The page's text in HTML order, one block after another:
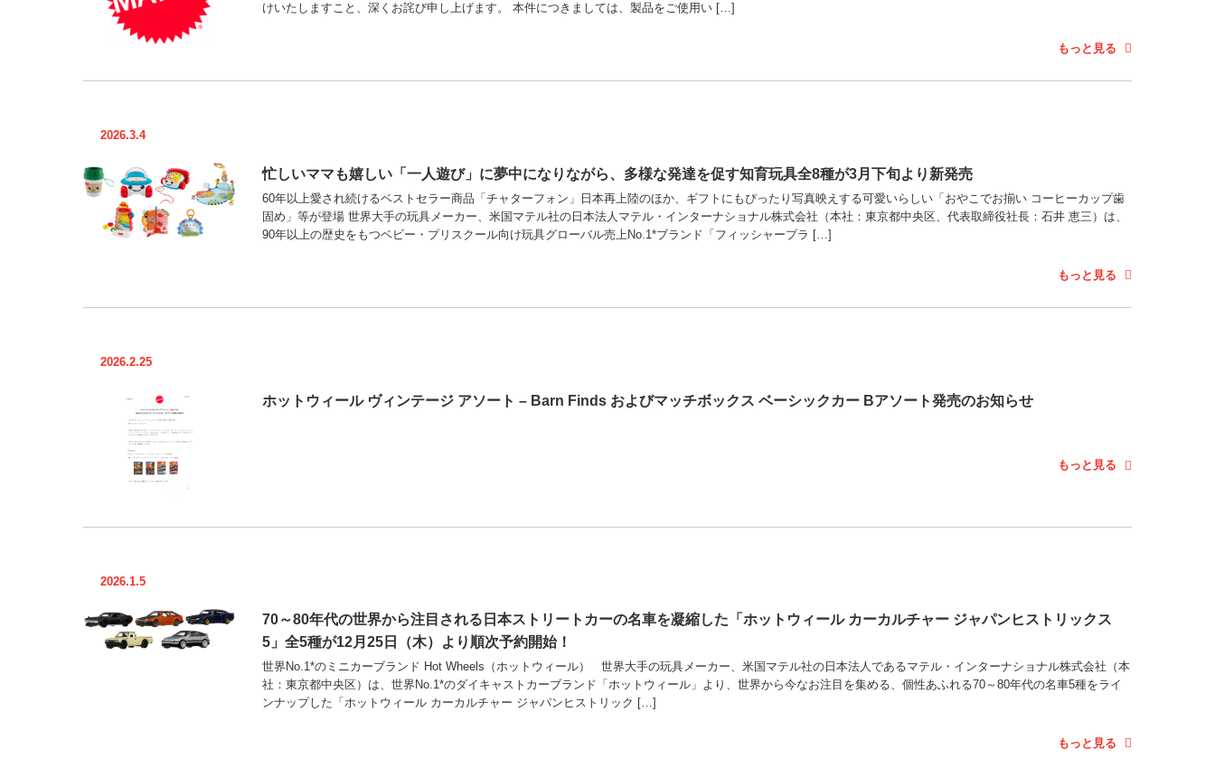
けいたしますこと、深くお詫び申し上げます。 本件につきましては、製品をご使用い […]
もっと見る
2026.3.4
忙しいママも嬉しい「一人遊び」に夢中になりながら、多様な発達を促す知育玩具全8種が3月下旬より新発売
60年以上愛され続けるベストセラー商品「チャターフォン」日本再上陸のほか、ギフトにもぴったり写真映えする可愛いらしい「おやこでお揃い コーヒーカップ歯
固め」等が登場 世界大手の玩具メーカー、米国マテル社の日本法人マテル・インターナショナル株式会社（本社：東京都中央区、代表取締役社長：石井 恵三）は、
90年以上の歴史をもつベビー・プリスクール向け玩具グローバル売上No.1*ブランド「フィッシャープラ […]
もっと見る
2026.2.25
ホットウィール ヴィンテージ アソート – Barn Finds およびマッチボックス ベーシックカー Bアソート発売のお知らせ
もっと見る
2026.1.5
70～80年代の世界から注目される日本ストリートカーの名車を凝縮した「ホットウィール カーカルチャー ジャパンヒストリックス
5」全5種が12月25日（木）より順次予約開始！
世界No.1*のミニカーブランド Hot Wheels（ホットウィール） 世界大手の玩具メーカー、米国マテル社の日本法人であるマテル・インターナショナル株式会社（本
社：東京都中央区）は、世界No.1*のダイキャストカーブランド「ホットウィール」より、世界から今なお注目を集める、個性あふれる70～80年代の名車5種をライ
ンナップした「ホットウィール カーカルチャー ジャパンヒストリック […]
もっと見る